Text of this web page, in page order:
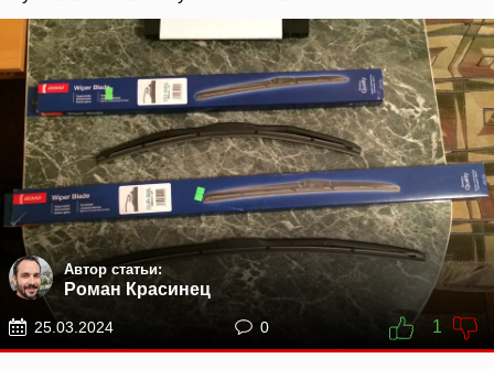
Автор статьи:
Роман Красинец
25.03.2024 0 1